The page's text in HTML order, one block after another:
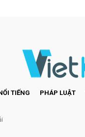
TIẾNG PHÁP LUẬT